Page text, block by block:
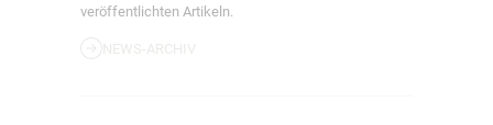
veröffentlichten Artikeln.
NEWS-ARCHIV